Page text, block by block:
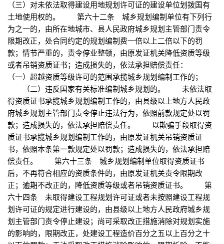
（三）对未依法取得建设用地规划许可证的建设单位划拨国有
土地使用权的。 第六十二条 城乡规划编制单位有下列行
为之一的，由所在地城市、县人民政府城乡规划主管部门责令
限期改正，处合同约定的规划编制费一倍以上二倍以下的罚
款；情节严重的，责令停业整顿，由原发证机关降低资质等级
或者吊销资质证书；造成损失的，依法承担赔偿责任：
（一）超越资质等级许可的范围承揽城乡规划编制工作的；
（二）违反国家有关标准编制城乡规划的。 未依法取
得资质证书承揽城乡规划编制工作的，由县级以上地方人民政
府城乡规划主管部门责令停止违法行为，依照前款规定处以罚
款；造成损失的，依法承担赔偿责任。 以欺骗手段取得资
质证书承揽城乡规划编制工作的，由原发证机关吊销资质证
书，依照本条第一款规定处以罚款；造成损失的，依法承担赔
偿责任。 第六十三条 城乡规划编制单位取得资质证书
后，不再符合相应的资质条件的，由原发证机关责令限期改
正；逾期不改正的，降低资质等级或者吊销资质证书。 第
六十四条 未取得建设工程规划许可证或者未按照建设工程规
划许可证的规定进行建设的，由县级以上地方人民政府城乡规
划主管部门责令停止建设；尚可采取改正措施消除对规划实施
的影响的，限期改正，处建设工程造价百分之五以上百分之十